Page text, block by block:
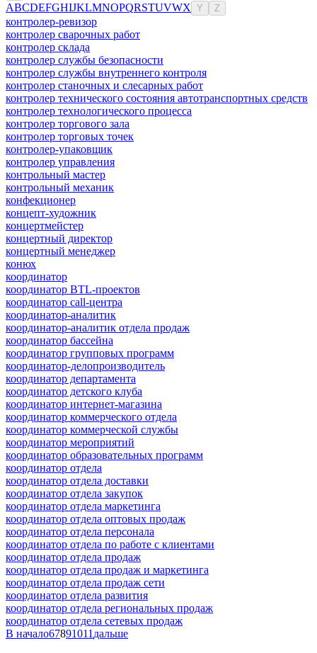
ABCDEFGHIJKLMNOPQRSTUVWX Y Z
контролер-ревизор
контролер сварочных работ
контролер склада
контролер службы безопасности
контролер службы внутреннего контроля
контролер станочных и слесарных работ
контролер технического состояния автотранспортных средств
контролер технологического процесса
контролер торгового зала
контролер торговых точек
контролер-упаковщик
контролер управления
контрольный мастер
контрольный механик
конфекционер
концепт-художник
концертмейстер
концертный директор
концертный менеджер
конюх
координатор
координатор BTL-проектов
координатор call-центра
координатор-аналитик
координатор-аналитик отдела продаж
координатор бассейна
координатор групповых программ
координатор-делопроизводитель
координатор департамента
координатор детского клуба
координатор интернет-магазина
координатор коммерческого отдела
координатор коммерческой службы
координатор мероприятий
координатор образовательных программ
координатор отдела
координатор отдела доставки
координатор отдела закупок
координатор отдела маркетинга
координатор отдела оптовых продаж
координатор отдела персонала
координатор отдела по работе с клиентами
координатор отдела продаж
координатор отдела продаж и маркетинга
координатор отдела продаж сети
координатор отдела развития
координатор отдела региональных продаж
координатор отдела сетевых продаж
В начало67891011 дальше